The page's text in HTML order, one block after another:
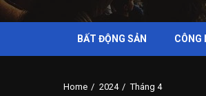
BẤT ĐỘNG SẢN CÔNG
Home 2024 Tháng 4